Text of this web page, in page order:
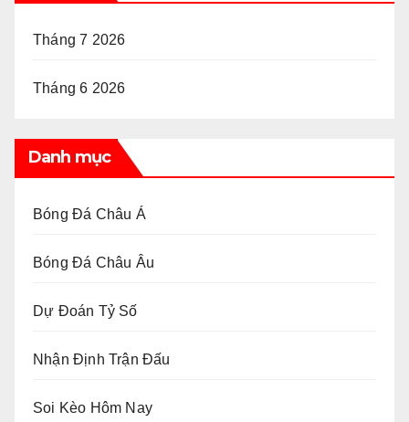
Tháng 7 2026
Tháng 6 2026
Danh mục
Bóng Đá Châu Á
Bóng Đá Châu Âu
Dự Đoán Tỷ Số
Nhận Định Trận Đấu
Soi Kèo Hôm Nay